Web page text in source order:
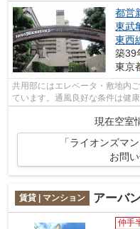
都営
東武
東西
築39
東京
共用部にはエレベータ・敷地内
ています。通風良好な条件は健
現在空室
「ライオンズマ
お問
賃貸 | マンション アーバ
仲手